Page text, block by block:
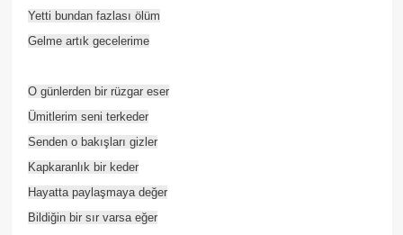
Yetti bundan fazlası ölüm
Gelme artık gecelerime
O günlerden bir rüzgar eser
Ümitlerim seni terkeder
Senden o bakışları gizler
Kapkaranlık bir keder
Hayatta paylaşmaya değer
Bildiğin bir sır varsa eğer